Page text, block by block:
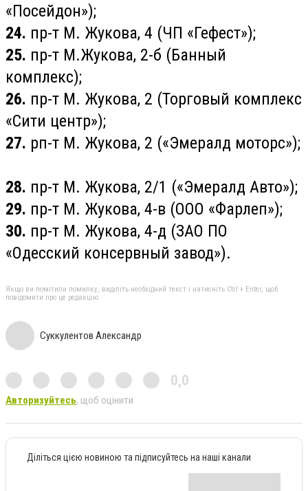
«Посейдон»);
24. пр-т М. Жукова, 4 (ЧП «Гефест»);
25. пр-т М.Жукова, 2-б (Банный
комплекс);
26. пр-т М. Жукова, 2 (Торговый комплекс
«Сити центр»);
27. рп-т М. Жукова, 2 («Эмералд моторс»);
28. пр-т М. Жукова, 2/1 («Эмералд Авто»);
29. пр-т М. Жукова, 4-в (ООО «Фарлеп»);
30. пр-т М. Жукова, 4-д (ЗАО ПО
«Одесский консервный завод»).
Якщо ви помітили помилку, виділіть необхідний текст і натисніть Ctrl + Enter, щоб
повідомити про це редакцію
Суккулентов Александр
0,0
Авторизуйтесь, щоб оцінити
Діліться цією новиною та підписуйтесь на наші канали